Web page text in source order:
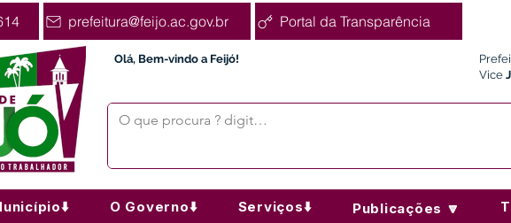
prefeitura@feijo.ac.gov.br Portal da Transparência
Olá, Bem-vindo a Feijó!
Vice
O Governo⬇️ Serviços⬇️ Publicações 🔽